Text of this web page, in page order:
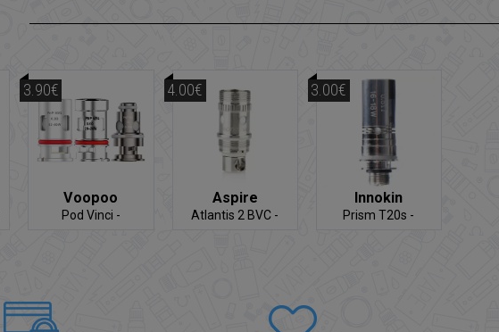
Voopoo
Pod Vinci -
3.90€
Aspire
Atlantis 2 BVC -
4.00€
Innokin
Prism T20s -
3.00€